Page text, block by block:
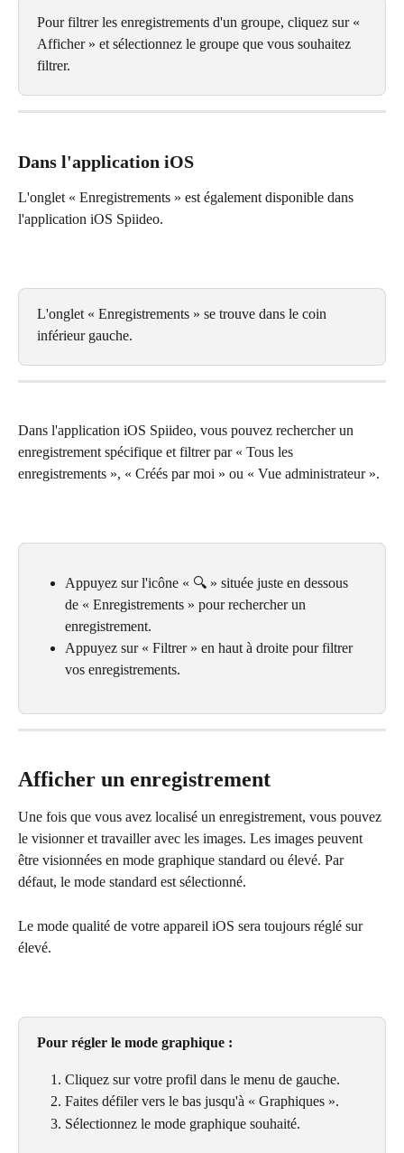
Pour filtrer les enregistrements d'un groupe, cliquez sur «
Afficher » et sélectionnez le groupe que vous souhaitez
filtrer.
Dans l'application iOS
L'onglet « Enregistrements » est également disponible dans
l'application iOS Spiideo.
L'onglet « Enregistrements » se trouve dans le coin
inférieur gauche.
Dans l'application iOS Spiideo, vous pouvez rechercher un
enregistrement spécifique et filtrer par « Tous les
enregistrements », « Créés par moi » ou « Vue administrateur ».
Appuyez sur l'icône « 🔍 » située juste en dessous
de « Enregistrements » pour rechercher un
enregistrement.
Appuyez sur « Filtrer » en haut à droite pour filtrer
vos enregistrements.
Afficher un enregistrement
Une fois que vous avez localisé un enregistrement, vous pouvez
le visionner et travailler avec les images. Les images peuvent
être visionnées en mode graphique standard ou élevé. Par
défaut, le mode standard est sélectionné.
Le mode qualité de votre appareil iOS sera toujours réglé sur
élevé.
Pour régler le mode graphique :
Cliquez sur votre profil dans le menu de gauche.
Faites défiler vers le bas jusqu'à « Graphiques ».
Sélectionnez le mode graphique souhaité.